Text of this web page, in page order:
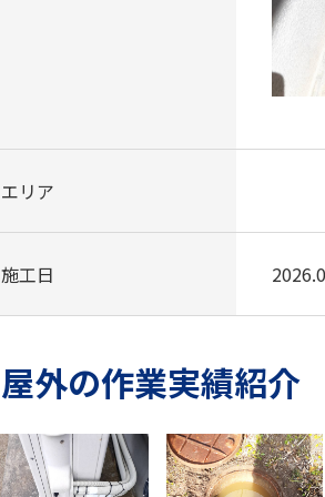
エリア
施工日
屋外の作業実績紹介